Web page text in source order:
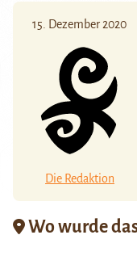
15. Dezember 2020
Die Redaktion
Wo wurde